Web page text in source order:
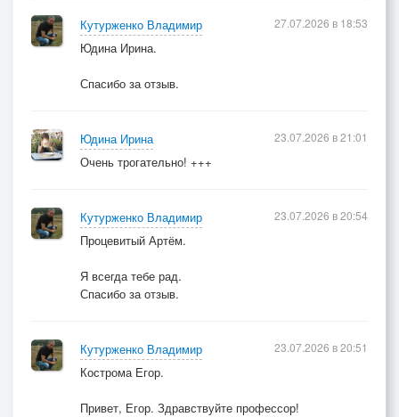
Кутурженко Владимир
Юдина Ирина.
Спасибо за отзыв.
27.07.2026 в 18:53
Юдина Ирина
Очень трогательно! +++
23.07.2026 в 21:01
Кутурженко Владимир
Процевитый Артём.
Я всегда тебе рад.
Спасибо за отзыв.
23.07.2026 в 20:54
Кутурженко Владимир
Кострома Егор.
Привет, Егор. Здравствуйте профессор!
23.07.2026 в 20:51